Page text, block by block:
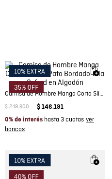
Camisa de Hombre Manga Corta Slim Fit Pato Bordado Tela Oxford en Algodón
$ 249.900 $ 146.191
0% de interés hasta 3 cuotas